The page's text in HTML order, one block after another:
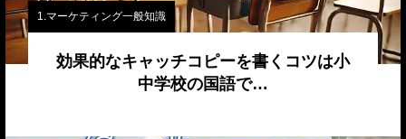
1.マーケティング一般知識
効果的なキャッチコピーを書くコツは小
中学校の国語で…